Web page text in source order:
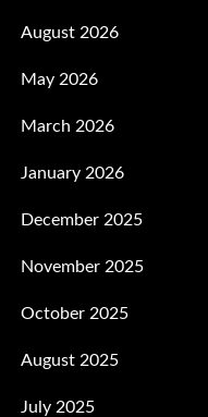
August 2026
May 2026
March 2026
January 2026
December 2025
November 2025
October 2025
August 2025
July 2025